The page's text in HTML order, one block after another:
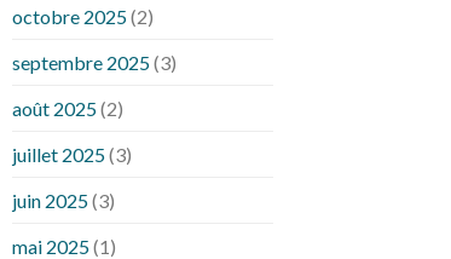
octobre 2025(2)
septembre 2025(3)
août 2025(2)
juillet 2025(3)
juin 2025(3)
mai 2025(1)